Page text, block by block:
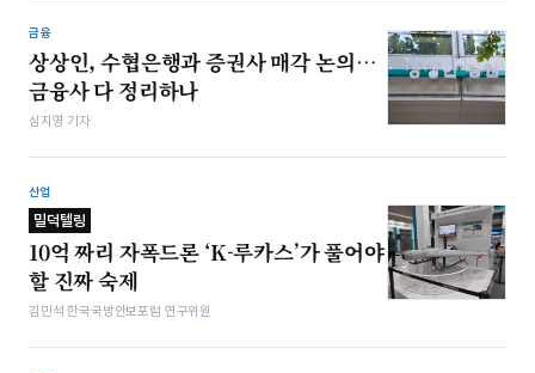
금융
상상인, 수협은행과 증권사 매각 논의…
금융사 다 정리하나
심지영 기자
산업
밀덕텔링
10억 짜리 자폭드론 ‘K-루카스’가 풀어야
할 진짜 숙제
김민석 한국국방안보포럼 연구위원